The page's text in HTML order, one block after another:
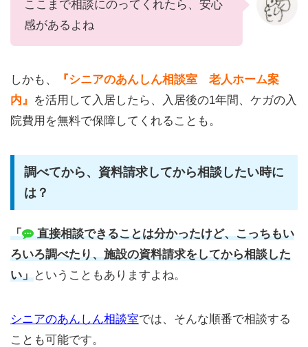
ここまで相談にのってくれたら、安心
感があるよね
しかも、
『シニアのあんしん相談室 老人ホーム案
内』 を活用して入居したら、入居後の1年間、ケガの入
院費用を無料で保障してくれることも。
調べてから、資料請求してから相談したい時に
は？
「
直接相談できることは分かったけど、こっちもい
ろいろ調べたり、施設の資料請求をしてから相談した
い」ということもありますよね。
シニアのあんしん相談室では、そんな順番で相談する
ことも可能です。